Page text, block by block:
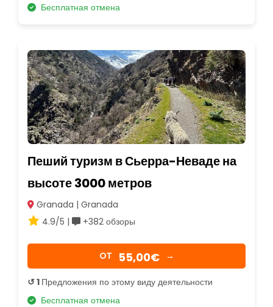
Бесплатная отмена
Пеший туризм в Сьерра-Неваде на
высоте 3000 метров
Granada | Granada
4.9/5 |
+382 обзоры
OТ 55,00€ →
↺ 1 Предложения по этому виду деятельности
Бесплатная отмена